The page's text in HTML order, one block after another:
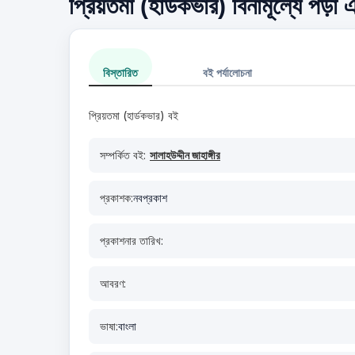
প্রিয়তমা (হার্ডকভার) বিনামূল্যে পড়া
বিস্তারিত বই পর্যালোচনা
প্রিয়তমা (হার্ডকভার) বই
সম্পর্কিত বই: সালাহউদ্দীন জাহাঙ্গীর
প্রকাশক:নবপ্রকাশ
প্রকাশনার তারিখ:
আবরণ:
ভাষা:বাংলা